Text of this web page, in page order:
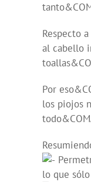
Respecto
al cabello
Por
los piojos
lo que